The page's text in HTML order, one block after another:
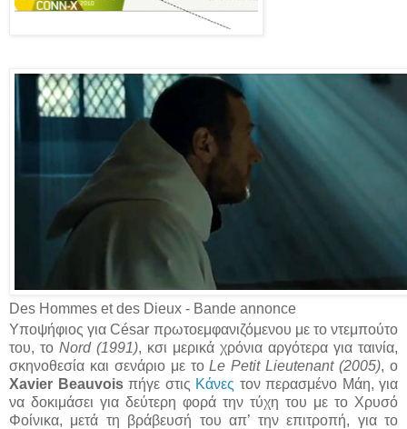
Des Hommes et des Dieux - Bande annonce
Υποψήφιος για César πρωτοεμφανιζόμενου με το ντεμπούτo
του, το Nord (1991), κσι μερικά χρόνια αργότερα για ταινία,
σκηνοθεσία και σενάριο με τοLe Petit Lieutenant (2005), ο
Xavier Beauvoisπήγε στις Κάνες τον περασμένο Μάη, για
να δοκιμάσει για δεύτερη φορά την τύχη του με το Χρυσό
Φοίνικα, μετά τη βράβευσή του απ’ την επιτροπή, για το